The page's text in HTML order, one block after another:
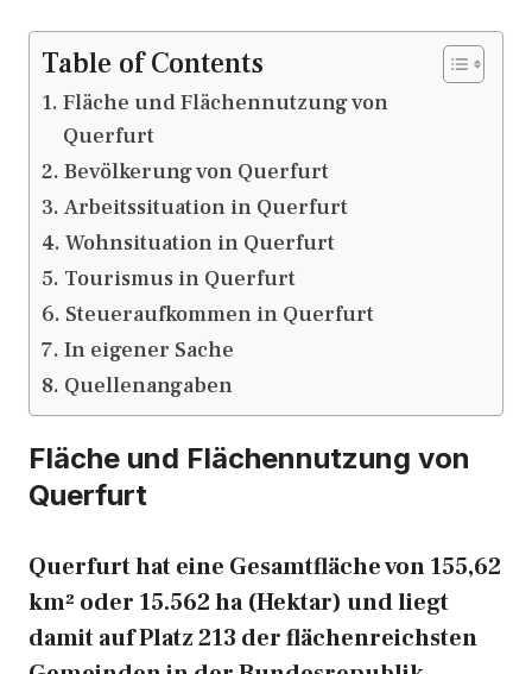
Table of Contents
Fläche und Flächennutzung von
Querfurt
Bevölkerung von Querfurt
Arbeitssituation in Querfurt
Wohnsituation in Querfurt
Tourismus in Querfurt
Steueraufkommen in Querfurt
In eigener Sache
Quellenangaben
Fläche und Flächennutzung von
Querfurt
Querfurt hat eine Gesamtfläche von 155,62
km² oder 15.562 ha (Hektar) und liegt
damit auf Platz 213 der flächenreichsten